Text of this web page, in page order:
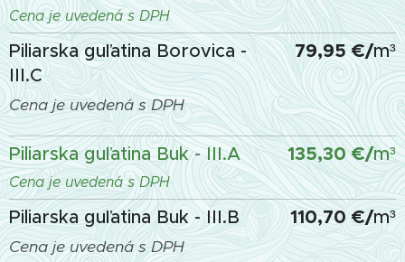
Cena je uvedená s DPH
Piliarska guľatina Borovica -
III.C
Cena je uvedená s DPH
79,95 €/m³
Piliarska guľatina Buk - III.A
Cena je uvedená s DPH
135,30 €/m³
Piliarska guľatina Buk - III.B
Cena je uvedená s DPH
110,70 €/m³